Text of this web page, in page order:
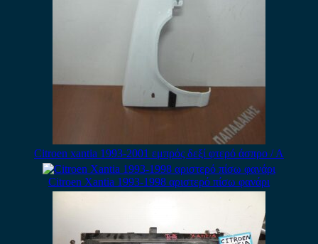
Citroen xantia 1993-2001 εμπρός δεξί φτερό άσπρο / Α
Citroen Xantia 1993-1998 αριστερό πίσω φανάρι